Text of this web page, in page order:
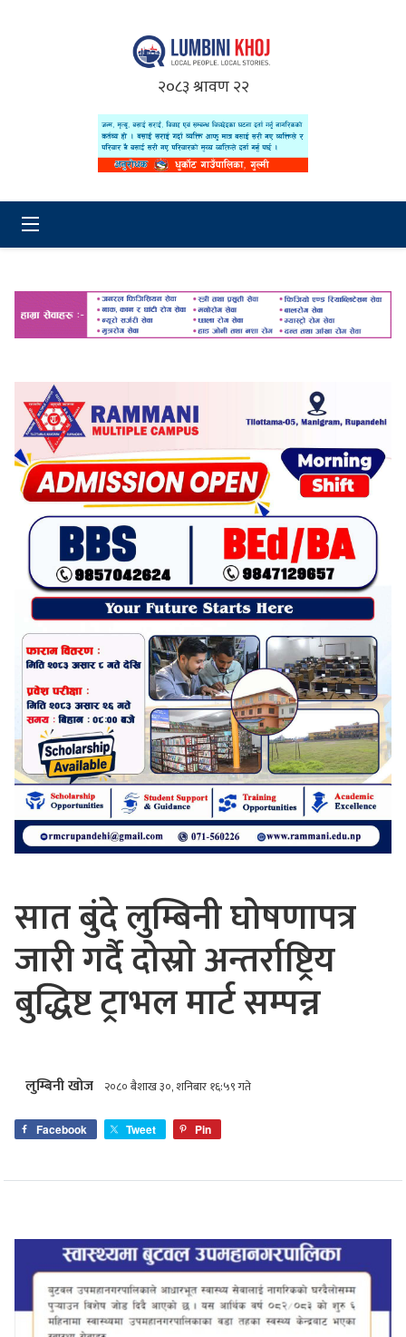
२०८३ श्रावण २२
सात बुंदे लुम्बिनी घोषणापत्र
जारी गर्दै दोस्रो अन्तर्राष्ट्रिय
बुद्धिष्ट ट्राभल मार्ट सम्पन्न
लुम्बिनी खोज २०८० बैशाख ३०, शनिबार १६:५९ गते
Facebook Tweet Pin